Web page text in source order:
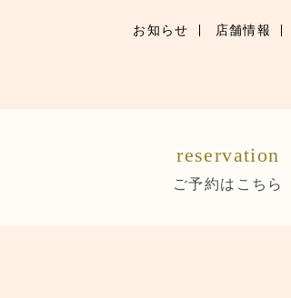
くつろぎのお部屋
お知らせ 店舗情報
reservation
ご予約はこちら